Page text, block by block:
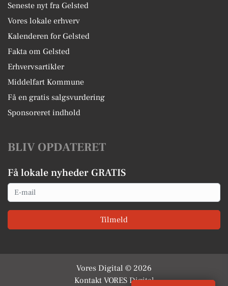
Seneste nyt fra Gelsted
Vores lokale erhverv
Kalenderen for Gelsted
Fakta om Gelsted
Erhvervsartikler
Middelfart Kommune
Få en gratis salgsvurdering
Sponsoreret indhold
BLIV OPDATERET
Få lokale nyheder GRATIS
Email
Tilmeld
Vores Digital © 2026
Kontakt VORES Digital